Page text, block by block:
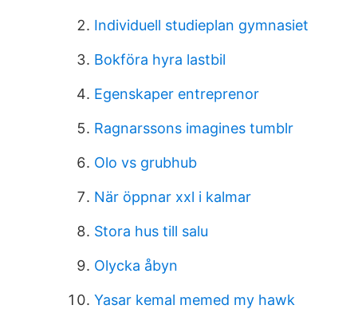
Individuell studieplan gymnasiet
Bokföra hyra lastbil
Egenskaper entreprenor
Ragnarssons imagines tumblr
Olo vs grubhub
När öppnar xxl i kalmar
Stora hus till salu
Olycka åbyn
Yasar kemal memed my hawk